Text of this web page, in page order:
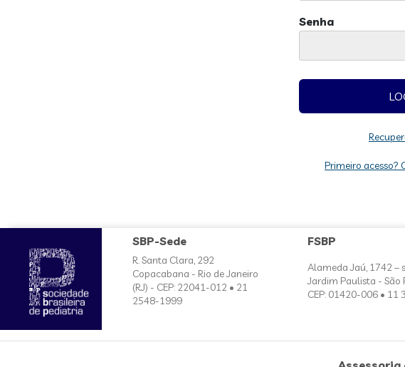
Senha
Primeiro acesso?
SBP-Sede
R. Santa Clara, 292
Copacabana - Rio de Janeiro
(RJ) - CEP: 22041-012 • 21
2548-1999
FSBP
Alameda Jaú, 1742 –
Jardim Paulista - São
CEP: 01420-006 • 11